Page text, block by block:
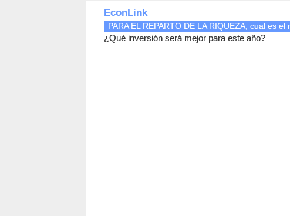
EconLink
PARA EL REPARTO DE LA RIQUEZA, cual es el
¿Qué inversión será mejor para este año?